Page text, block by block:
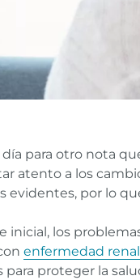
día para otro nota
atento a los
evidentes, por lo
inicial, los
enfermedad renal
para proteger la